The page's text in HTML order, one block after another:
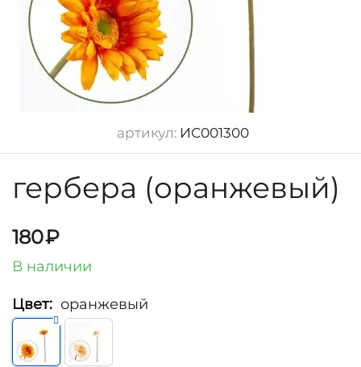
артикул: ИС001300
гербера (оранжевый)
180₽
В наличии
Цвет: оранжевый